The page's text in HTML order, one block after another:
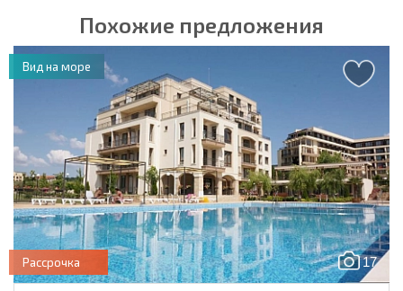
Похожие предложения
17
Рассрочка
Вид на море